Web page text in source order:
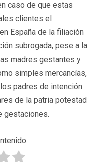
caso de que estas
clientes el
España de la filiación
subrogada, pese a la
madres gestantes y
simples mercancías,
padres de intención
de la patria potestad
gestaciones.